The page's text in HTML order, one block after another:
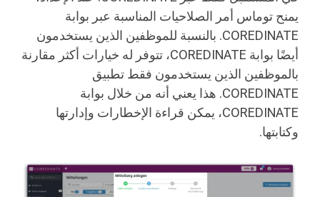
يمنح توماس أمر الصلاحيات المناسبة عبر بوابة
COREDINATE. بالنسبة للموظفين الذين يستخدمون
أيضًا بوابة COREDINATE، تتوفر له خيارات أكثر مقارنة
بالموظفين الذين يستخدمون فقط تطبيق
COREDINATE. هذا يعني أنه من خلال بوابة
COREDINATE، يمكن قراءة الإخطارات وإدارتها
وكتابتها.